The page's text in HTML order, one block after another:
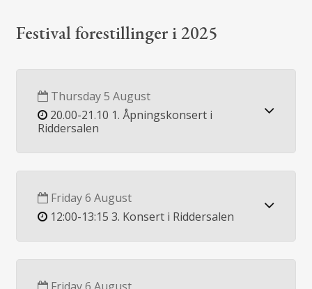
Festival forestillinger i 2025
Thursday 5 August
20.00-21.10 1. Åpningskonsert i
Riddersalen
Friday 6 August
12:00-13:15 3. Konsert i Riddersalen